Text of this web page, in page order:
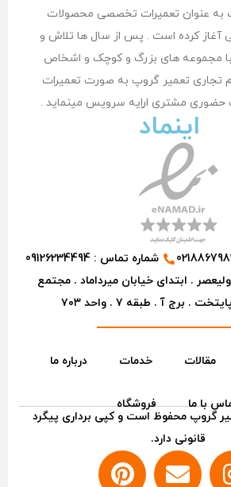
به عنوان تعمیرات تخصصی محصولات
آغاز کرده است . پس از سال ها تلاش و
مجموعه های بزرگ و کوچک و اشخاص
تجاری تعمیر گروپ به صورت تعمیرات
حضوری مشتری اراِیه سرویس مینماید .
اینماد
شماره تماس : 09126234494
. ابتدای خیابان میرداماد . مجتمع
. برج آ . طبقه ۷ . واحد ۷۰۳
مقالات خدمات درباره ما
با ما
فروشگاه
گروپ محفوظ است و کپی برداری پیگرد
قانونی دارد.